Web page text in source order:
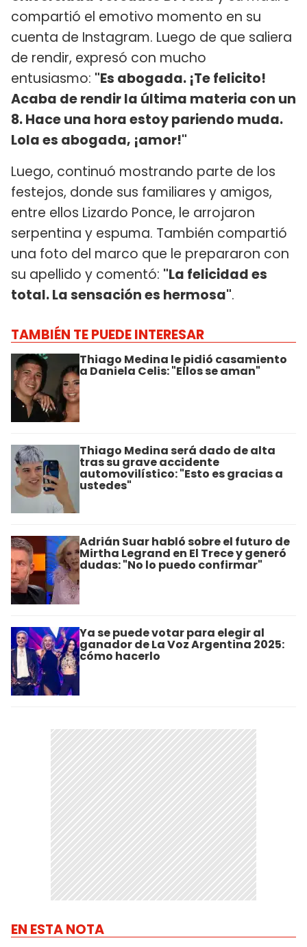
compartió el emotivo momento en su
cuenta de Instagram. Luego de que saliera
de rendir, expresó con mucho
entusiasmo: "Es abogada. ¡Te felicito!
Acaba de rendir la última materia con un
8. Hace una hora estoy pariendo muda.
Lola es abogada, ¡amor!"
Luego, continuó mostrando parte de los
festejos, donde sus familiares y amigos,
entre ellos Lizardo Ponce, le arrojaron
serpentina y espuma. También compartió
una foto del marco que le prepararon con
su apellido y comentó: "La felicidad es
total. La sensación es hermosa".
TAMBIÉN TE PUEDE INTERESAR
Thiago Medina le pidió casamiento
a Daniela Celis: "Ellos se aman"
Thiago Medina será dado de alta
tras su grave accidente
automovilístico: "Esto es gracias a
ustedes"
Adrián Suar habló sobre el futuro de
Mirtha Legrand en El Trece y generó
dudas: "No lo puedo confirmar"
Ya se puede votar para elegir al
ganador de La Voz Argentina 2025:
cómo hacerlo
EN ESTA NOTA